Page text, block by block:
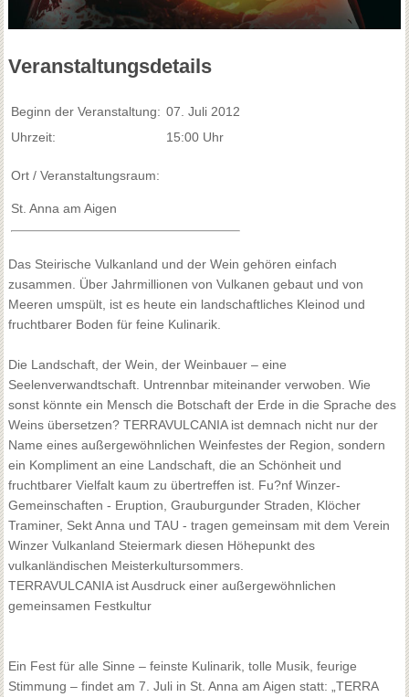
Veranstaltungsdetails
Beginn der Veranstaltung: 07. Juli 2012
Uhrzeit:
15:00 Uhr
Ort / Veranstaltungsraum:
St. Anna am Aigen
Das Steirische Vulkanland und der Wein gehören einfach
zusammen. Über Jahrmillionen von Vulkanen gebaut und von
Meeren umspült, ist es heute ein landschaftliches Kleinod und
fruchtbarer Boden für feine Kulinarik.
Die Landschaft, der Wein, der Weinbauer – eine
Seelenverwandtschaft. Untrennbar miteinander verwoben. Wie
sonst könnte ein Mensch die Botschaft der Erde in die Sprache des
Weins übersetzen? TERRAVULCANIA ist demnach nicht nur der
Name eines außergewöhnlichen Weinfestes der Region, sondern
ein Kompliment an eine Landschaft, die an Schönheit und
fruchtbarer Vielfalt kaum zu übertreffen ist. Fu?nf Winzer-
Gemeinschaften - Eruption, Grauburgunder Straden, Klöcher
Traminer, Sekt Anna und TAU - tragen gemeinsam mit dem Verein
Winzer Vulkanland Steiermark diesen Höhepunkt des
vulkanländischen Meisterkultursommers.
TERRAVULCANIA ist Ausdruck einer außergewöhnlichen
gemeinsamen Festkultur
Ein Fest für alle Sinne – feinste Kulinarik, tolle Musik, feurige
Stimmung – findet am 7. Juli in St. Anna am Aigen statt: „TERRA